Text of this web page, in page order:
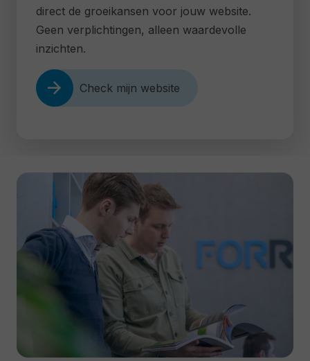
direct de groeikansen voor jouw website.
Geen verplichtingen, alleen waardevolle
inzichten.
arrow_forward Check mijn website